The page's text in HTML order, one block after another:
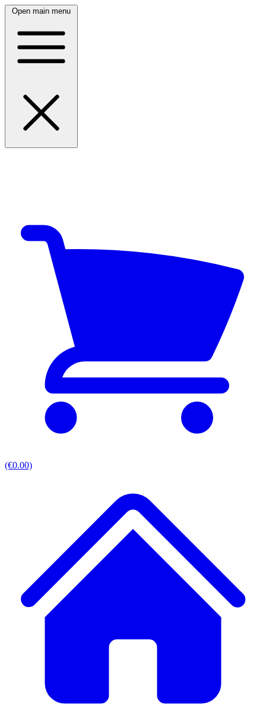
Open main menu
(€0.00)